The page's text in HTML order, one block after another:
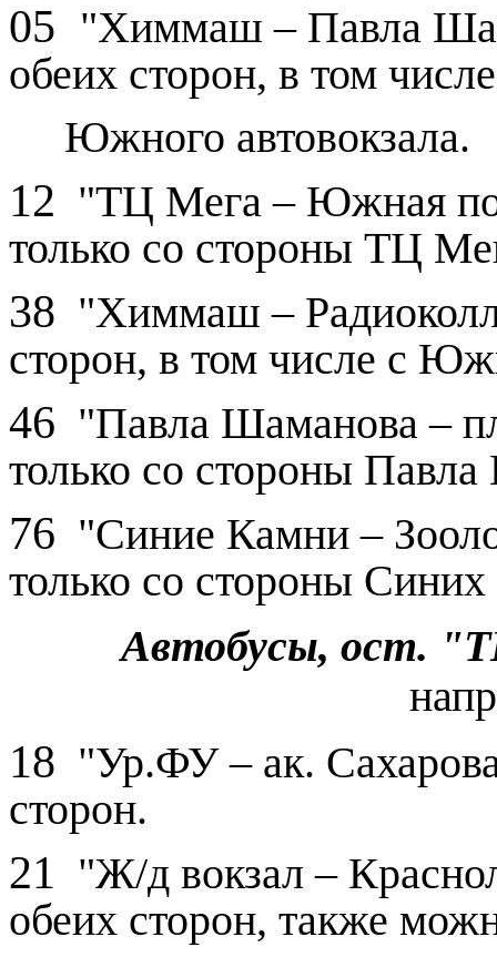
05 "Химмаш – Павла
обеих сторон, в том
Южного автовокзала.
12 "ТЦ Мега – Южная
только со стороны ТЦ
38 "Химмаш –
сторон, в том числе с
46 "Павла Шаманова –
только со стороны
76 "Синие Камни –
только со стороны
Автобусы, ост.
18 "Ур.ФУ – ак.
сторон.
21 "Ж/д вокзал –
обеих сторон, также